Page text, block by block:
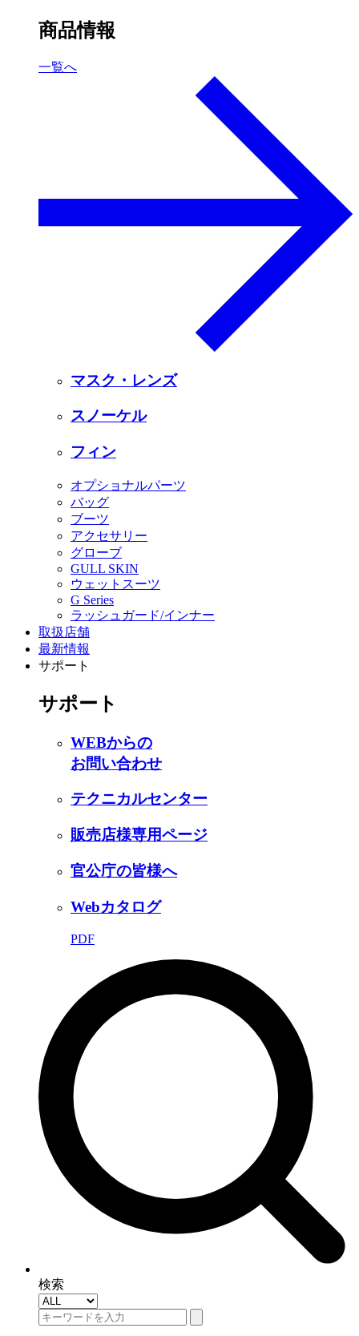
商品情報
一覧へ
マスク・レンズ
スノーケル
フィン
オプショナルパーツ
バッグ
ブーツ
アクセサリー
グローブ
GULL SKIN
ウェットスーツ
G Series
ラッシュガード/インナー
取扱店舗
最新情報
サポート
サポート
WEBからの
お問い合わせ
テクニカルセンター
販売店様専用ページ
官公庁の皆様へ
Webカタログ
PDF
検索